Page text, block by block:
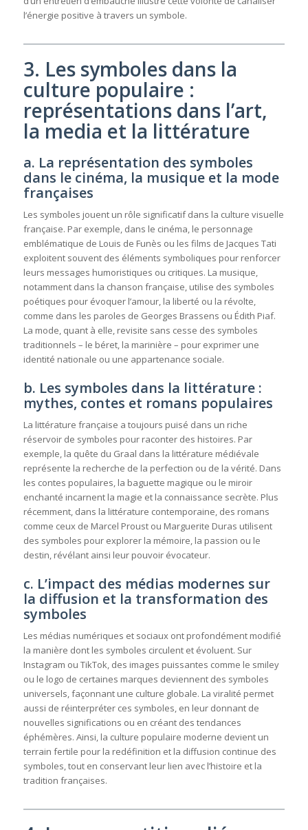
l’énergie positive à travers un symbole.
3. Les symboles dans la
culture populaire :
représentations dans l’art,
la media et la littérature
a. La représentation des symboles
dans le cinéma, la musique et la mode
françaises
Les symboles jouent un rôle significatif dans la culture visuelle
française. Par exemple, dans le cinéma, le personnage
emblématique de Louis de Funès ou les films de Jacques Tati
exploitent souvent des éléments symboliques pour renforcer
leurs messages humoristiques ou critiques. La musique,
notamment dans la chanson française, utilise des symboles
poétiques pour évoquer l’amour, la liberté ou la révolte,
comme dans les paroles de Georges Brassens ou Édith Piaf.
La mode, quant à elle, revisite sans cesse des symboles
traditionnels – le béret, la marinière – pour exprimer une
identité nationale ou une appartenance sociale.
b. Les symboles dans la littérature :
mythes, contes et romans populaires
La littérature française a toujours puisé dans un riche
réservoir de symboles pour raconter des histoires. Par
exemple, la quête du Graal dans la littérature médiévale
représente la recherche de la perfection ou de la vérité. Dans
les contes populaires, la baguette magique ou le miroir
enchanté incarnent la magie et la connaissance secrète. Plus
récemment, dans la littérature contemporaine, des romans
comme ceux de Marcel Proust ou Marguerite Duras utilisent
des symboles pour explorer la mémoire, la passion ou le
destin, révélant ainsi leur pouvoir évocateur.
c. L’impact des médias modernes sur
la diffusion et la transformation des
symboles
Les médias numériques et sociaux ont profondément modifié
la manière dont les symboles circulent et évoluent. Sur
Instagram ou TikTok, des images puissantes comme le smiley
ou le logo de certaines marques deviennent des symboles
universels, façonnant une culture globale. La viralité permet
aussi de réinterpréter ces symboles, en leur donnant de
nouvelles significations ou en créant des tendances
éphémères. Ainsi, la culture populaire moderne devient un
terrain fertile pour la redéfinition et la diffusion continue des
symboles, tout en conservant leur lien avec l’histoire et la
tradition françaises.